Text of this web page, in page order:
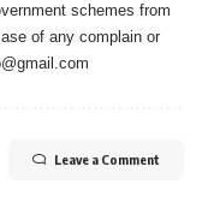
schemes from
of any complain or
Leave a Comment